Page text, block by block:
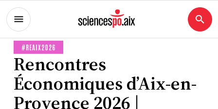
#REAIX2026
Rencontres
Économiques d’Aix-en-
Provence 2026 |